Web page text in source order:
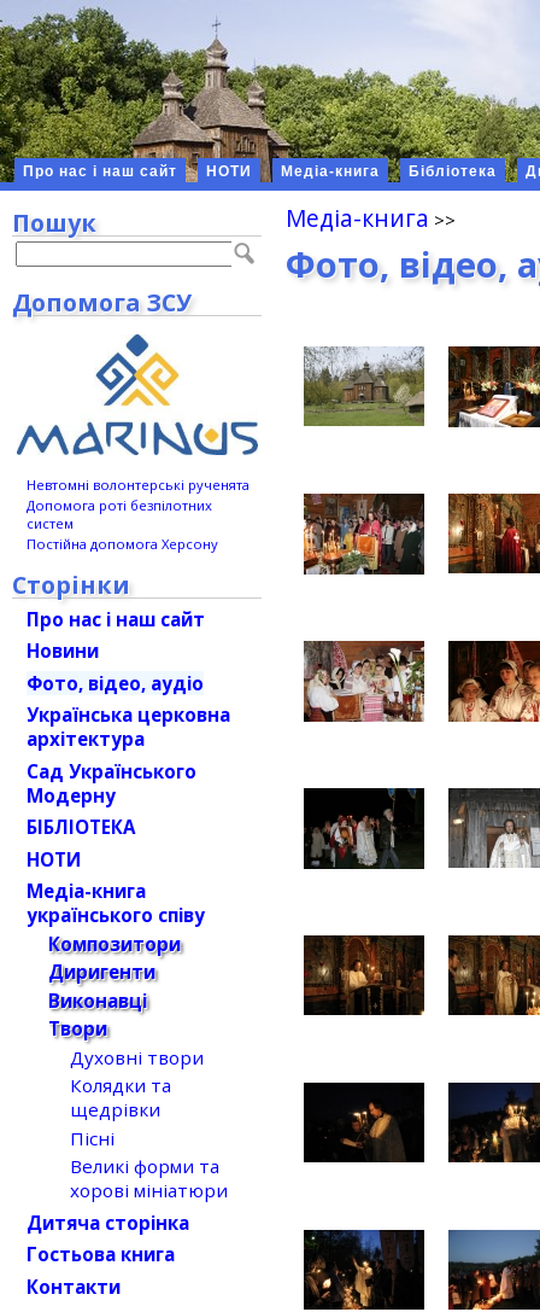
Про нас і наш сайт НОТИ Медіа-книга Бібліотека
Медіа-книга
Фото, відео,
Пошук
Допомога ЗСУ
Невтомні волонтерські рученята
Допомога роті безпілотних
систем
Постійна допомога Херсону
Сторінки
Про нас і наш сайт
Новини
Фото, відео, аудіо
Українська церковна
архітектура
Сад Українського
Модерну
БІБЛІОТЕКА
НОТИ
Медіа-книга
українського співу
Композитори
Диригенти
Виконавці
Твори
Духовні твори
Колядки та
щедрівки
Пісні
Великі форми та
хорові мініатюри
Дитяча сторінка
Гостьова книга
Контакти